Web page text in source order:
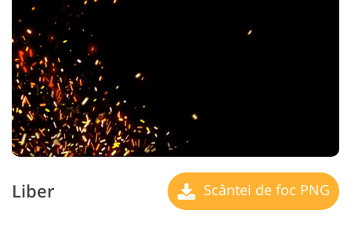
Liber Scântei de foc PNG